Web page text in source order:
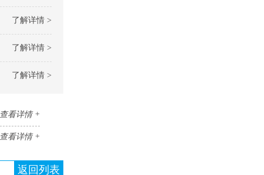
了解详情 >
了解详情 >
了解详情 >
查看详情 +
查看详情 +
返回列表